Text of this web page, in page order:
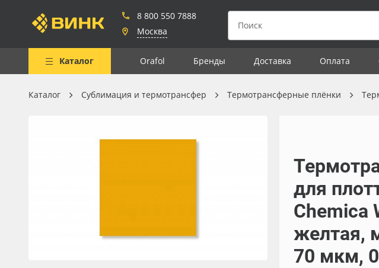
8 800 550 7888
Москва
Каталог Orafol Бренды Доставка Оплата
Весь каталог
Мобильные конструкции и
Каталог Сублимация и термотрансфер Термотрансферные плёнки
для
Chemica
желтая,
70 мкм,